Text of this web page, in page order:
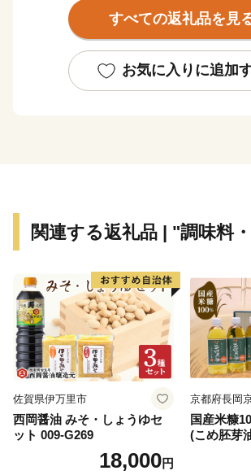
べ・田辺の梅システム」の２つの世界遺
す。旅人を癒す温泉、海の幸、山の幸な
すべての返礼品を見
お気に入りに追加
関連する返礼品 | "調味料
佐賀県伊万里市
西岡醤油 みそ・しょうゆセ
ット 009-G269
18,000円
京都府長岡
国産米糠
(こめ胚芽